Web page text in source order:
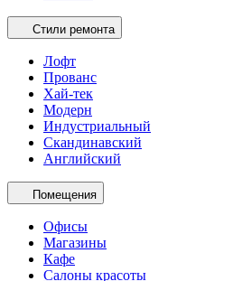
Стили ремонта
Лофт
Прованс
Хай-тек
Модерн
Индустриальный
Скандинавский
Английский
Помещения
Офисы
Магазины
Кафе
Салоны красоты